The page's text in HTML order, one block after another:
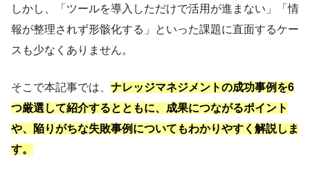
しかし、「ツールを導入しただけで活用が進まない」「情
報が整理されず形骸化する」といった課題に直面するケー
スも少なくありません。
そこで本記事では、 ナレッジマネジメントの成功事例を6
つ厳選して紹介するとともに、成果につながるポイント
や、陥りがちな失敗事例についてもわかりやすく解説しま
す。